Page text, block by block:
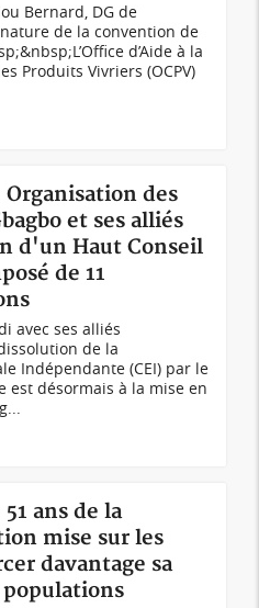
Bernard, DG de
de la convention de
d’Aide à la
Produits Vivriers (OCPV)
des
et ses alliés
d'un Haut Conseil
de 11
avec ses alliés
de la
Indépendante (CEI) par le
est désormais à la mise en
ans de la
mise sur les
davantage sa